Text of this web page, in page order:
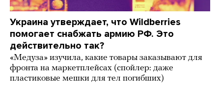
Украина утверждает, что Wildberries
помогает снабжать армию РФ. Это
действительно так?
«Медуза» изучила, какие товары заказывают для
фронта на маркетплейсах (спойлер: даже
пластиковые мешки для тел погибших)